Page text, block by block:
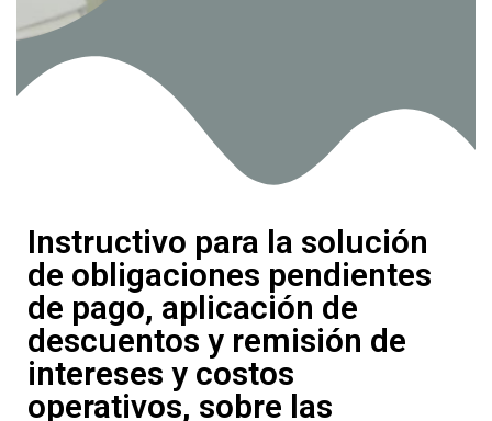
Instructivo para la solución
de obligaciones pendientes
de pago, aplicación de
descuentos y remisión de
intereses y costos
operativos, sobre las